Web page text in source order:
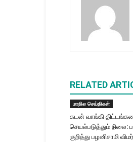
RELATED
மாநில செய்திகள்
கடன் வாங்கி
செயல்படுத்தும் நிலை:
குறித்து பழனிசாமி